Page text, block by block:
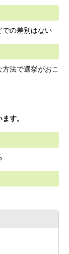
の差別はない
法で選挙がおこ
す。